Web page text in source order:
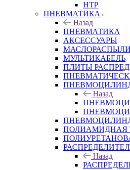
HTP
ПНЕВМАТИКА
Назад
ПНЕВМАТИКА
АКСЕССУАРЫ
МУЛЬТИКАБЕЛЬ
ПЛИТЫ
Назад
ПОЛИАМИДНАЯ
Назад